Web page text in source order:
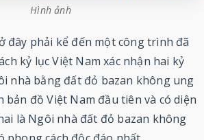
Hình ảnh
đây phải kể đến một công trình đã
kỷ lục Việt Nam xác nhận hai kỷ
nhà bằng đất đỏ bazan không ung
bản đồ Việt Nam đầu tiên và có diện
là Ngôi nhà đất đỏ bazan không